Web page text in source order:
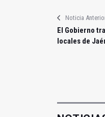
Noticia
El Gobierno
locales de